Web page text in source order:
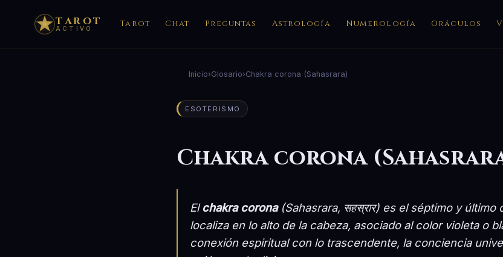
TAROT
ACTIVO Tarot Chat Preguntas Astrología Numerología Oráculos
Inicio›Glosario›Chakra corona (Sahasrara)
ESOTERISMO
Chakra corona
Elchakra corona(Sahasrara, सहस्रार) es el séptimo y último
localiza en lo alto de la cabeza, asociado al color violeta o
conexión espiritual con lo trascendente, la conciencia